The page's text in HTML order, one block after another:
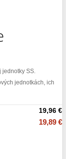
SS.
jednotkách, ich
19,96 €
19,89 €